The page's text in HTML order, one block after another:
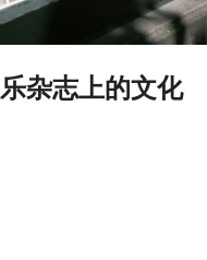
杂志上的文化